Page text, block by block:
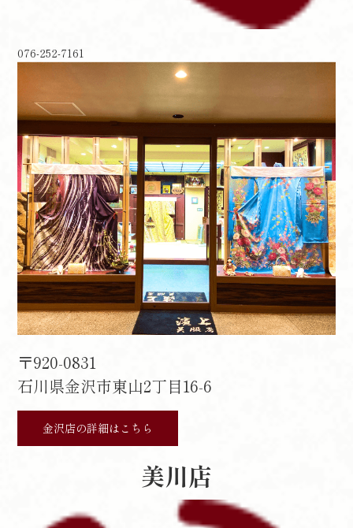
076-252-7161
〒920-0831
石川県金沢市東山2丁目16-6
金沢店の詳細はこちら
美川店